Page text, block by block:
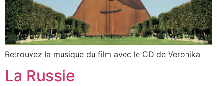
Retrouvez la musique du film avec le CD de Veronika
La Russie